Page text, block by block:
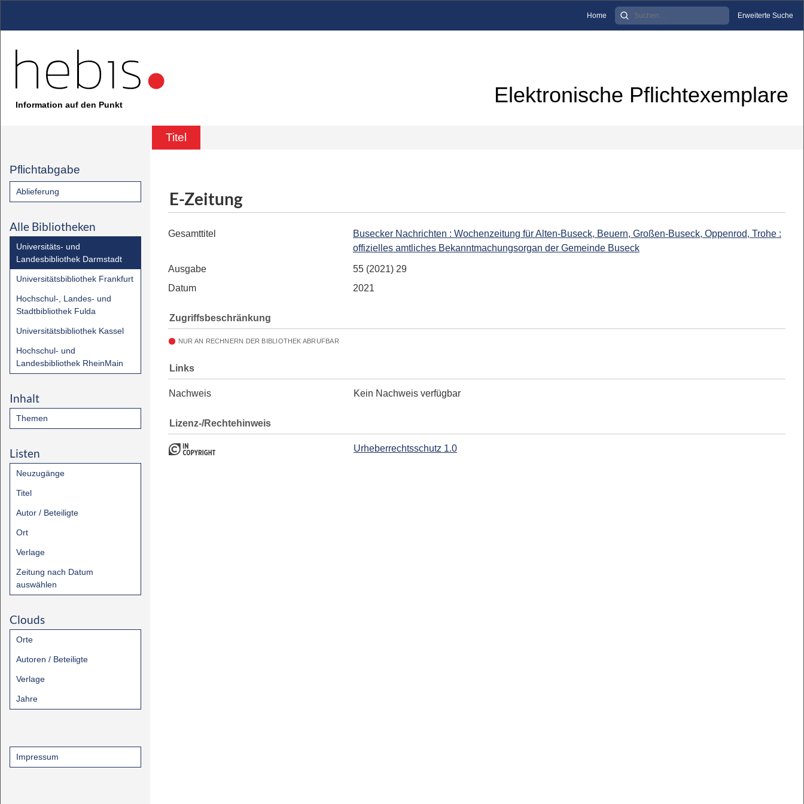
Home Erweiterte Suche
Information auf den Punkt Elektronische Pflichtexemplare
Titel
Pflichtabgabe
Ablieferung
Alle Bibliotheken
Universitäts- und
Landesbibliothek Darmstadt
Universitätsbibliothek Frankfurt
Hochschul-, Landes- und
Stadtbibliothek Fulda
Universitätsbibliothek Kassel
Hochschul- und
Landesbibliothek RheinMain
Inhalt
Themen
Listen
Neuzugänge
Titel
Autor / Beteiligte
Ort
Verlage
Zeitung nach Datum
auswählen
Clouds
Orte
Autoren / Beteiligte
Verlage
Jahre
Impressum
E-Zeitung
Gesamttitel
Busecker Nachrichten : Wochenzeitung für Alten-Buseck, Beuern, Großen-Buseck, Oppenrod, Trohe :
offizielles amtliches Bekanntmachungsorgan der Gemeinde Buseck
Ausgabe
55 (2021) 29
Datum
2021
Zugriffsbeschränkung
NUR AN RECHNERN DER BIBLIOTHEK ABRUFBAR
Links
Nachweis Kein Nachweis verfügbar
Lizenz-/Rechtehinweis
Urheberrechtsschutz 1.0